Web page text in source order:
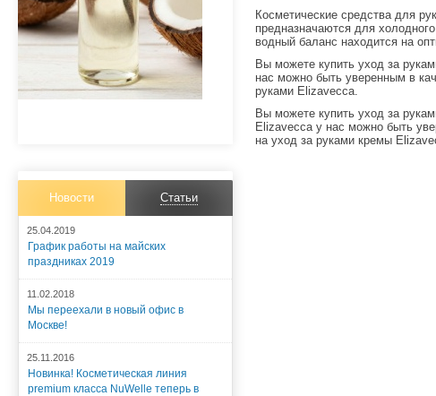
Новости Статьи
25.04.2019
График работы на майских
праздниках 2019
11.02.2018
Мы переехали в новый офис в
Москве!
25.11.2016
Новинка! Косметическая линия
premium класса NuWelle теперь в
Косметические средства для
предназначаются для
водный баланс находится на
Вы можете купить уход за
нас можно быть уверенным в
руками Elizavecca.
Вы можете купить уход за
Elizavecca у нас можно быть
на уход за руками кремы